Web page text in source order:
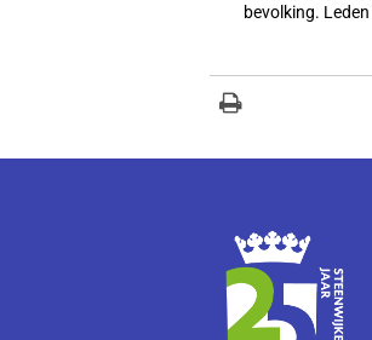
bevolking.